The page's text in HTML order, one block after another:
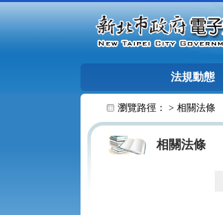
法規動態
瀏覽路徑： > 相關法條
相關法條